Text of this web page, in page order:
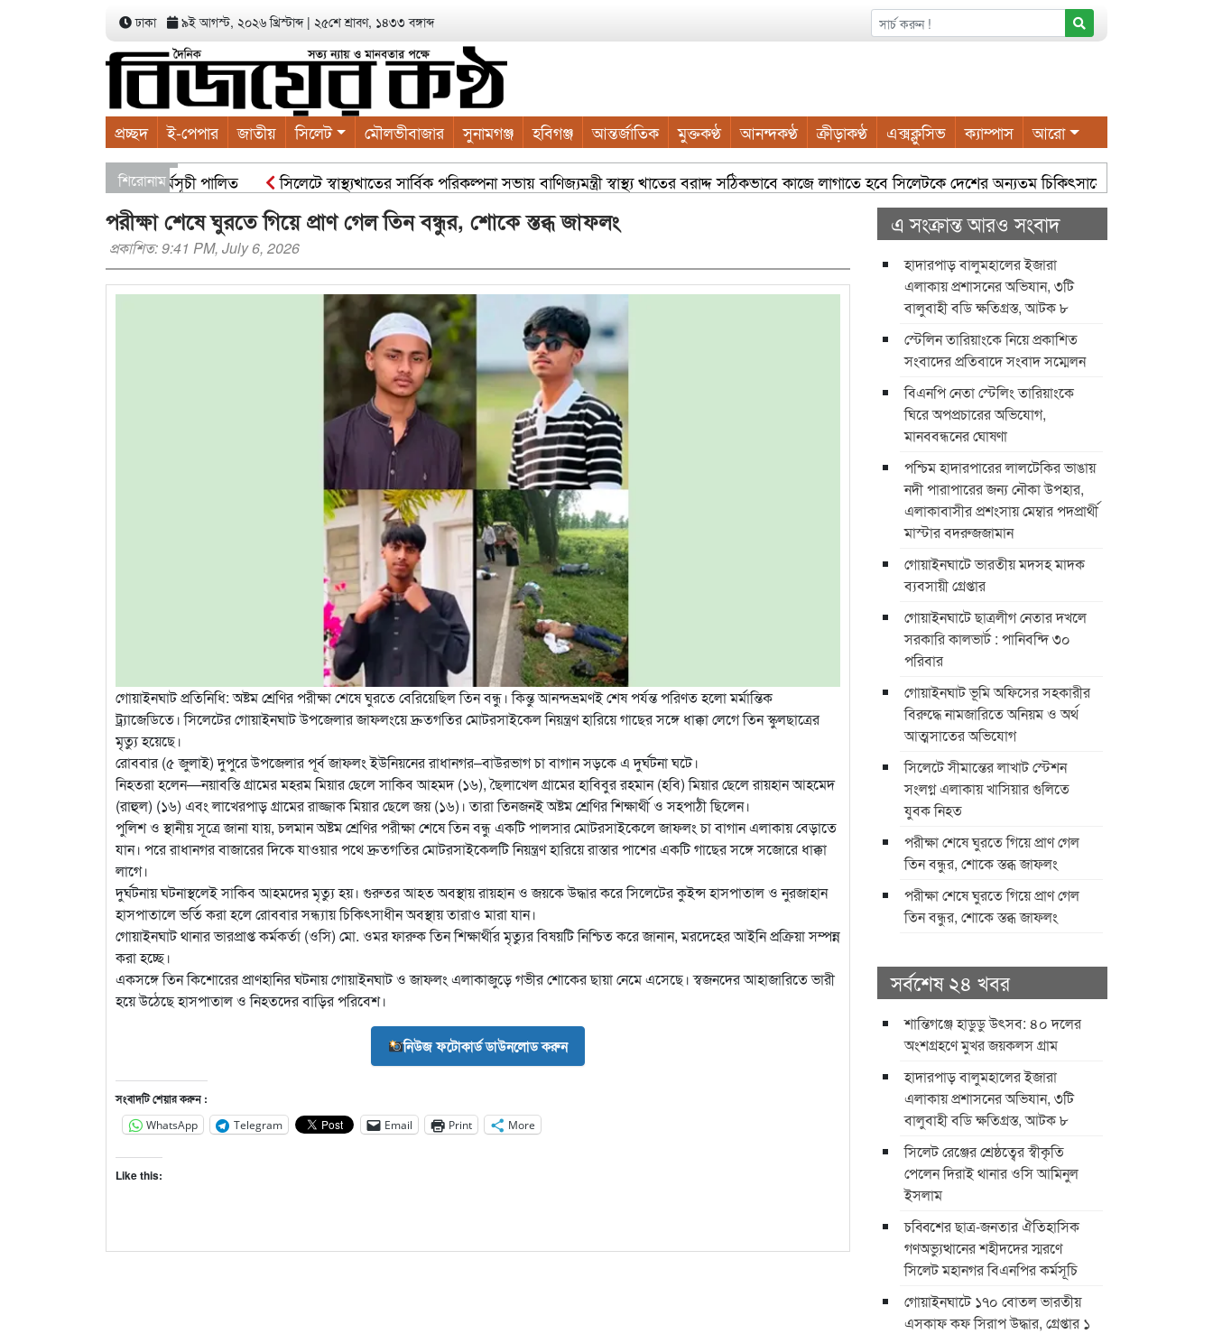
ঢাকা ৯ই আগস্ট, ২০২৬ খ্রিস্টাব্দ| ২৫শে শ্রাবণ, ১৪৩৩ বঙ্গাব্দ
প্রচ্ছদ ই-পেপার জাতীয় সিলেট মৌলভীবাজার সুনামগঞ্জ হবিগঞ্জ আন্তর্জাতিক মুক্তকণ্ঠ আনন্দকণ্ঠ ক্রীড়াকণ্ঠ এক্সক্লুসিভ ক্যাম্পাস আরো
শিরোনাম
বৃক্ষরোপণ কর্মসূচী পালিত
সিলেটে স্বাস্থ্যখাতের সার্বিক পরিকল্পনা সভায় বাণিজ্যমন্ত্রী স্বাস্থ্য খাতের বরাদ্দ সঠিকভাবে কাজে লাগাতে হবে সিলেটকে দেশের অন্যতম চিকিৎসাসেবা কেন্দ্র হিসেবে
নন : স্বরাষ্ট্রমন্ত্রী
সিসিকের পাঁচ ওয়ার্ডে এক হাজার গাছের চারা বিতরণ যার যেখানে খালি জায়গা আছে, গাছ লাগান — আব্দুল কাইয়ুম চৌধুরী সম্প্রসারিত ওয়ার্ডে আধুনিক নাগরিক সুবিধা
পরীক্ষা শেষে ঘুরতে গিয়ে প্রাণ গেল তিন বন্ধুর, শোকে স্তব্ধ জাফলং
প্রকাশিত: 9:41 PM, July 6, 2026
গোয়াইনঘাট প্রতিনিধি: অষ্টম শ্রেণির পরীক্ষা শেষে ঘুরতে বেরিয়েছিল তিন বন্ধু। কিন্তু আনন্দভ্রমণই শেষ পর্যন্ত পরিণত হলো মর্মান্তিক
ট্র্যাজেডিতে। সিলেটের গোয়াইনঘাট উপজেলার জাফলংয়ে দ্রুতগতির মোটরসাইকেল নিয়ন্ত্রণ হারিয়ে গাছের সঙ্গে ধাক্কা লেগে তিন স্কুলছাত্রের
মৃত্যু হয়েছে।
রোববার (৫ জুলাই) দুপুরে উপজেলার পূর্ব জাফলং ইউনিয়নের রাধানগর–বাউরভাগ চা বাগান সড়কে এ দুর্ঘটনা ঘটে।
নিহতরা হলেন—নয়াবস্তি গ্রামের মহরম মিয়ার ছেলে সাকিব আহমদ (১৬), ছৈলাখেল গ্রামের হাবিবুর রহমান (হবি) মিয়ার ছেলে রায়হান আহমেদ
(রাহুল) (১৬) এবং লাখেরপাড় গ্রামের রাজ্জাক মিয়ার ছেলে জয় (১৬)। তারা তিনজনই অষ্টম শ্রেণির শিক্ষার্থী ও সহপাঠী ছিলেন।
পুলিশ ও স্থানীয় সূত্রে জানা যায়, চলমান অষ্টম শ্রেণির পরীক্ষা শেষে তিন বন্ধু একটি পালসার মোটরসাইকেলে জাফলং চা বাগান এলাকায় বেড়াতে
যান। পরে রাধানগর বাজারের দিকে যাওয়ার পথে দ্রুতগতির মোটরসাইকেলটি নিয়ন্ত্রণ হারিয়ে রাস্তার পাশের একটি গাছের সঙ্গে সজোরে ধাক্কা
লাগে।
দুর্ঘটনায় ঘটনাস্থলেই সাকিব আহমদের মৃত্যু হয়। গুরুতর আহত অবস্থায় রায়হান ও জয়কে উদ্ধার করে সিলেটের কুইন্স হাসপাতাল ও নুরজাহান
হাসপাতালে ভর্তি করা হলে রোববার সন্ধ্যায় চিকিৎসাধীন অবস্থায় তারাও মারা যান।
গোয়াইনঘাট থানার ভারপ্রাপ্ত কর্মকর্তা (ওসি) মো. ওমর ফারুক তিন শিক্ষার্থীর মৃত্যুর বিষয়টি নিশ্চিত করে জানান, মরদেহের আইনি প্রক্রিয়া সম্পন্ন
করা হচ্ছে।
একসঙ্গে তিন কিশোরের প্রাণহানির ঘটনায় গোয়াইনঘাট ও জাফলং এলাকাজুড়ে গভীর শোকের ছায়া নেমে এসেছে। স্বজনদের আহাজারিতে ভারী
হয়ে উঠেছে হাসপাতাল ও নিহতদের বাড়ির পরিবেশ।
নিউজ ফটোকার্ড ডাউনলোড করুন
সংবাদটি শেয়ার করুন :
WhatsApp Telegram Email Print More
Like this:
এ সংক্রান্ত আরও সংবাদ
হাদারপাড় বালুমহালের ইজারা
এলাকায় প্রশাসনের অভিযান, ৩টি
বালুবাহী বডি ক্ষতিগ্রস্ত, আটক ৮
স্টেলিন তারিয়াংকে নিয়ে প্রকাশিত
সংবাদের প্রতিবাদে সংবাদ সম্মেলন
বিএনপি নেতা স্টেলিং তারিয়াংকে
ঘিরে অপপ্রচারের অভিযোগ,
মানববন্ধনের ঘোষণা
পশ্চিম হাদারপারের লালটেকির ভাঙায়
নদী পারাপারের জন্য নৌকা উপহার,
এলাকাবাসীর প্রশংসায় মেম্বার পদপ্রার্থী
মাস্টার বদরুজজামান
গোয়াইনঘাটে ভারতীয় মদসহ মাদক
ব্যবসায়ী গ্রেপ্তার
গোয়াইনঘাটে ছাত্রলীগ নেতার দখলে
সরকারি কালভার্ট : পানিবন্দি ৩০
পরিবার
গোয়াইনঘাট ভূমি অফিসের সহকারীর
বিরুদ্ধে নামজারিতে অনিয়ম ও অর্থ
আত্মসাতের অভিযোগ
সিলেটে সীমান্তের লাখাট স্টেশন
সংলগ্ন এলাকায় খাসিয়ার গুলিতে
যুবক নিহত
পরীক্ষা শেষে ঘুরতে গিয়ে প্রাণ গেল
তিন বন্ধুর, শোকে স্তব্ধ জাফলং
পরীক্ষা শেষে ঘুরতে গিয়ে প্রাণ গেল
তিন বন্ধুর, শোকে স্তব্ধ জাফলং
সর্বশেষ ২৪ খবর
শান্তিগঞ্জে হাডুডু উৎসব: ৪০ দলের
অংশগ্রহণে মুখর জয়কলস গ্রাম
হাদারপাড় বালুমহালের ইজারা
এলাকায় প্রশাসনের অভিযান, ৩টি
বালুবাহী বডি ক্ষতিগ্রস্ত, আটক ৮
সিলেট রেঞ্জের শ্রেষ্ঠত্বের স্বীকৃতি
পেলেন দিরাই থানার ওসি আমিনুল
ইসলাম
চব্বিশের ছাত্র-জনতার ঐতিহাসিক
গণঅভ্যুত্থানের শহীদদের স্মরণে
সিলেট মহানগর বিএনপির কর্মসূচি
গোয়াইনঘাটে ১৭০ বোতল ভারতীয়
এসকাফ কফ সিরাপ উদ্ধার, গ্রেপ্তার ১